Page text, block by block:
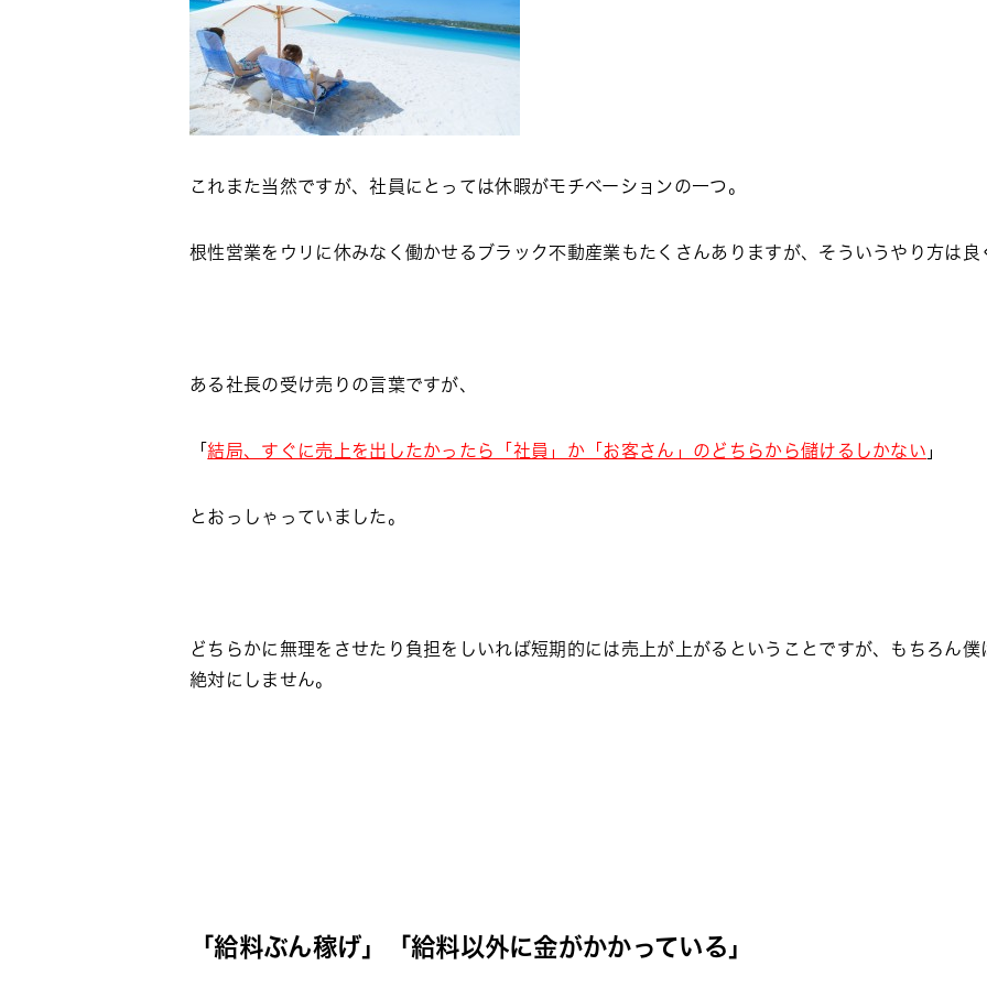
これまた当然ですが、社員にとっては休暇がモチベーションの一つ。
根性営業をウリに休みなく働かせるブラック不動産業もたくさんありますが、そういうやり方は良
ある社長の受け売りの言葉ですが、
「結局、すぐに売上を出したかったら「社員」か「お客さん」のどちらから儲けるしかない 」
とおっしゃっていました。
どちらかに無理をさせたり負担をしいれば短期的には売上が上がるということですが、もちろん僕
絶対にしません。
「給料ぶん稼げ」「給料以外に金がかかっている」